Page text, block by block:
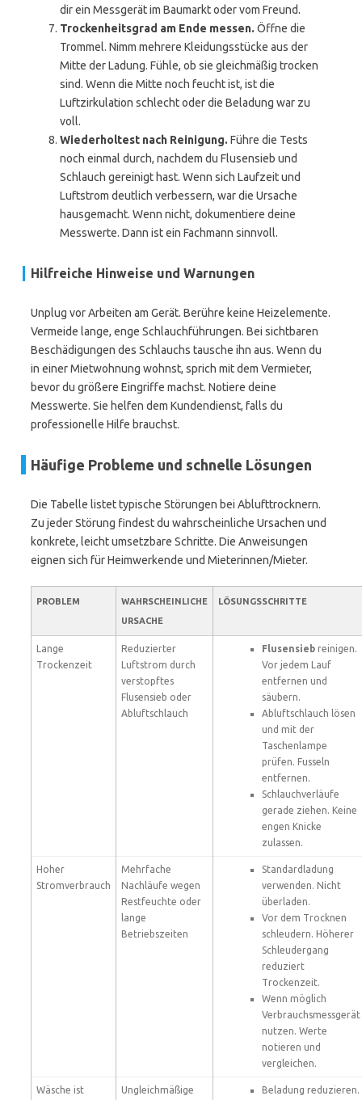
dir ein Messgerät im Baumarkt oder vom Freund.
Trockenheitsgrad am Ende messen. Öffne die
Trommel. Nimm mehrere Kleidungsstücke aus der
Mitte der Ladung. Fühle, ob sie gleichmäßig trocken
sind. Wenn die Mitte noch feucht ist, ist die
Luftzirkulation schlecht oder die Beladung war zu
voll.
Wiederholtest nach Reinigung. Führe die Tests
noch einmal durch, nachdem du Flusensieb und
Schlauch gereinigt hast. Wenn sich Laufzeit und
Luftstrom deutlich verbessern, war die Ursache
hausgemacht. Wenn nicht, dokumentiere deine
Messwerte. Dann ist ein Fachmann sinnvoll.
Hilfreiche Hinweise und Warnungen
Unplug vor Arbeiten am Gerät. Berühre keine Heizelemente.
Vermeide lange, enge Schlauchführungen. Bei sichtbaren
Beschädigungen des Schlauchs tausche ihn aus. Wenn du
in einer Mietwohnung wohnst, sprich mit dem Vermieter,
bevor du größere Eingriffe machst. Notiere deine
Messwerte. Sie helfen dem Kundendienst, falls du
professionelle Hilfe brauchst.
Häufige Probleme und schnelle Lösungen
Die Tabelle listet typische Störungen bei Ablufttrocknern.
Zu jeder Störung findest du wahrscheinliche Ursachen und
konkrete, leicht umsetzbare Schritte. Die Anweisungen
eignen sich für Heimwerkende und Mieterinnen/Mieter.
PROBLEM
WAHRSCHEINLICHE
URSACHE
LÖSUNGSSCHRITTE
Lange
Trockenzeit
Reduzierter
Luftstrom durch
verstopftes
Flusensieb oder
Abluftschlauch
Flusensieb reinigen.
Vor jedem Lauf
entfernen und
säubern.
Abluftschlauch lösen
und mit der
Taschenlampe
prüfen. Fusseln
entfernen.
Schlauchverläufe
gerade ziehen. Keine
engen Knicke
zulassen.
Hoher
Stromverbrauch
Mehrfache
Nachläufe wegen
Restfeuchte oder
lange
Betriebszeiten
Standardladung
verwenden. Nicht
überladen.
Vor dem Trocknen
schleudern. Höherer
Schleudergang
reduziert
Trockenzeit.
Wenn möglich
Verbrauchsmessgerät
nutzen. Werte
notieren und
vergleichen.
Wäsche ist
Ungleichmäßige
Beladung reduzieren.